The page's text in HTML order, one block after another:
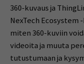
360-kuvaus ja
NexTech
miten 360-kuviin
videoita ja muuta
tutustumaan ja